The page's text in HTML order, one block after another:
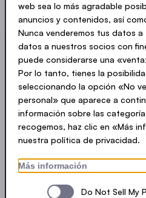
ACEPTAR LA
Enviar
LOADING -
Cookies
Contacto
web sea lo más agradable
anuncios y contenidos, así
Nunca venderemos tus datos
datos a nuestros socios con
puede considerarse una
Por lo tanto, tienes la
seleccionando la opción «No
personal» que aparece a
información sobre las
recogemos, haz clic en «Más
nuestra política de privacidad.
Más información
Do Not Sell My